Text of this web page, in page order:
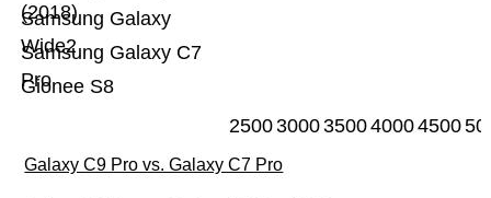
Gionee S8
Samsung Galaxy C7
Pro
Samsung Galaxy
Wide2
(2018)
25003000350040004500
Galaxy C9 Pro vs. Galaxy C7 Pro